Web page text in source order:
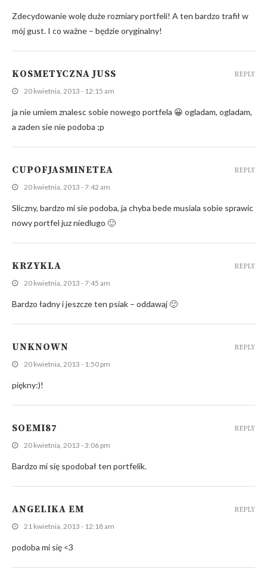
Zdecydowanie wolę duże rozmiary portfeli! A ten bardzo trafił w
mój gust. I co ważne – będzie oryginalny!
KOSMETYCZNA JUSS
20 kwietnia, 2013 - 12:15 am
ja nie umiem znalesc sobie nowego portfela 😀 ogladam, ogladam,
a zaden sie nie podoba ;p
REPLY
CUPOFJASMINETEA
20 kwietnia, 2013 - 7:42 am
Sliczny, bardzo mi sie podoba, ja chyba bede musiala sobie sprawic
nowy portfel juz niedlugo 🙂
REPLY
KRZYKLA
20 kwietnia, 2013 - 7:45 am
Bardzo ładny i jeszcze ten psiak – oddawaj 🙂
REPLY
UNKNOWN
20 kwietnia, 2013 - 1:50 pm
piękny:)!
REPLY
SOEMI87
20 kwietnia, 2013 - 3:06 pm
Bardzo mi się spodobał ten portfelik.
REPLY
ANGELIKA EM
21 kwietnia, 2013 - 12:18 am
podoba mi się <3
REPLY